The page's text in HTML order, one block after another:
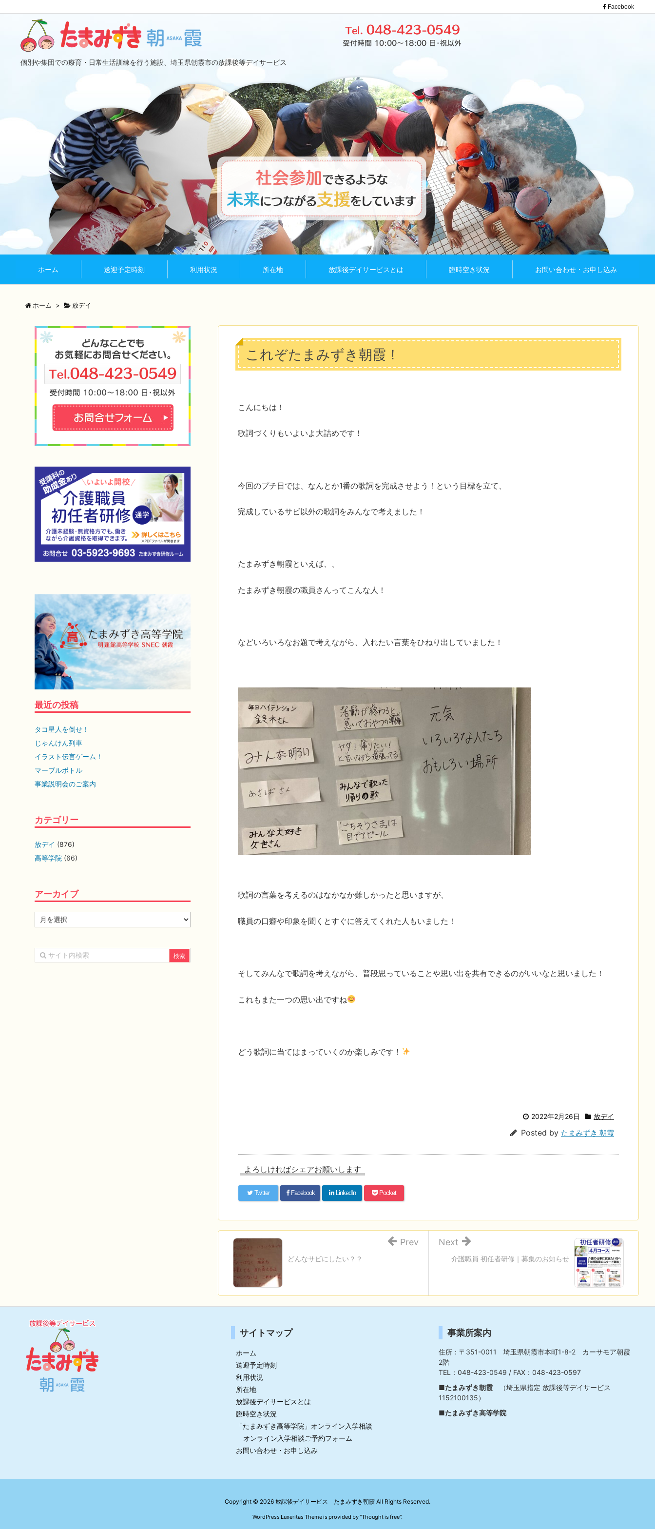
個別や集団での療育・日常生活訓練を行う施設、埼玉県朝霞市の放課後等デイサービス
ホーム 送迎予定時刻 利用状況 所在地 放課後デイサービスとは 臨時空き状況 お問い合わせ・お申し込み
Facebook
ホーム > 放デイ
これぞたまみずき朝霞！
こんにちは！
歌詞づくりもいよいよ大詰めです！
今回のプチ日では、なんとか1番の歌詞を完成させよう！という目標を立て、
完成しているサビ以外の歌詞をみんなで考えました！
たまみずき朝霞といえば、、
たまみずき朝霞の職員さんってこんな人！
などいろいろなお題で考えながら、入れたい言葉をひねり出していました！
歌詞の言葉を考えるのはなかなか難しかったと思いますが、
職員の口癖や印象を聞くとすぐに答えてくれた人もいました！
そしてみんなで歌詞を考えながら、普段思っていることや思い出を共有できるのがいいなと思いました！
これもまた一つの思い出ですね
どう歌詞に当てはまっていくのか楽しみです！
2022年2月26日 放デイ
Posted by たまみずき 朝霞
よろしければシェアお願いします
Twitter Facebook LinkedIn Pocket
介護職員 初任者研修｜募集のお知らせ
Next
どんなサビにしたい？？
Prev
最近の投稿
タコ星人を倒せ！
じゃんけん列車
イラスト伝言ゲーム！
マーブルボトル
事業説明会のご案内
カテゴリー
放デイ (876)
高等学院 (66)
アーカイブ
ー
イ
ブ
サイトマップ
ホーム
送迎予定時刻
利用状況
所在地
放課後デイサービスとは
臨時空き状況
「たまみずき高等学院」オンライン入学相談
オンライン入学相談ご予約フォーム
お問い合わせ・お申し込み
事業所案内
住所：〒351-0011 埼玉県朝霞市本町1-8-2 カーサモア朝霞
2階
TEL：048-423-0549 / FAX：048-423-0597
■たまみずき朝霞 （埼玉県指定 放課後等デイサービス
1152100135）
■たまみずき高等学院
Copyright © 2026 放課後デイサービス たまみずき朝霞 All Rights Reserved.
WordPress Luxeritas Theme is provided by "Thought is free".